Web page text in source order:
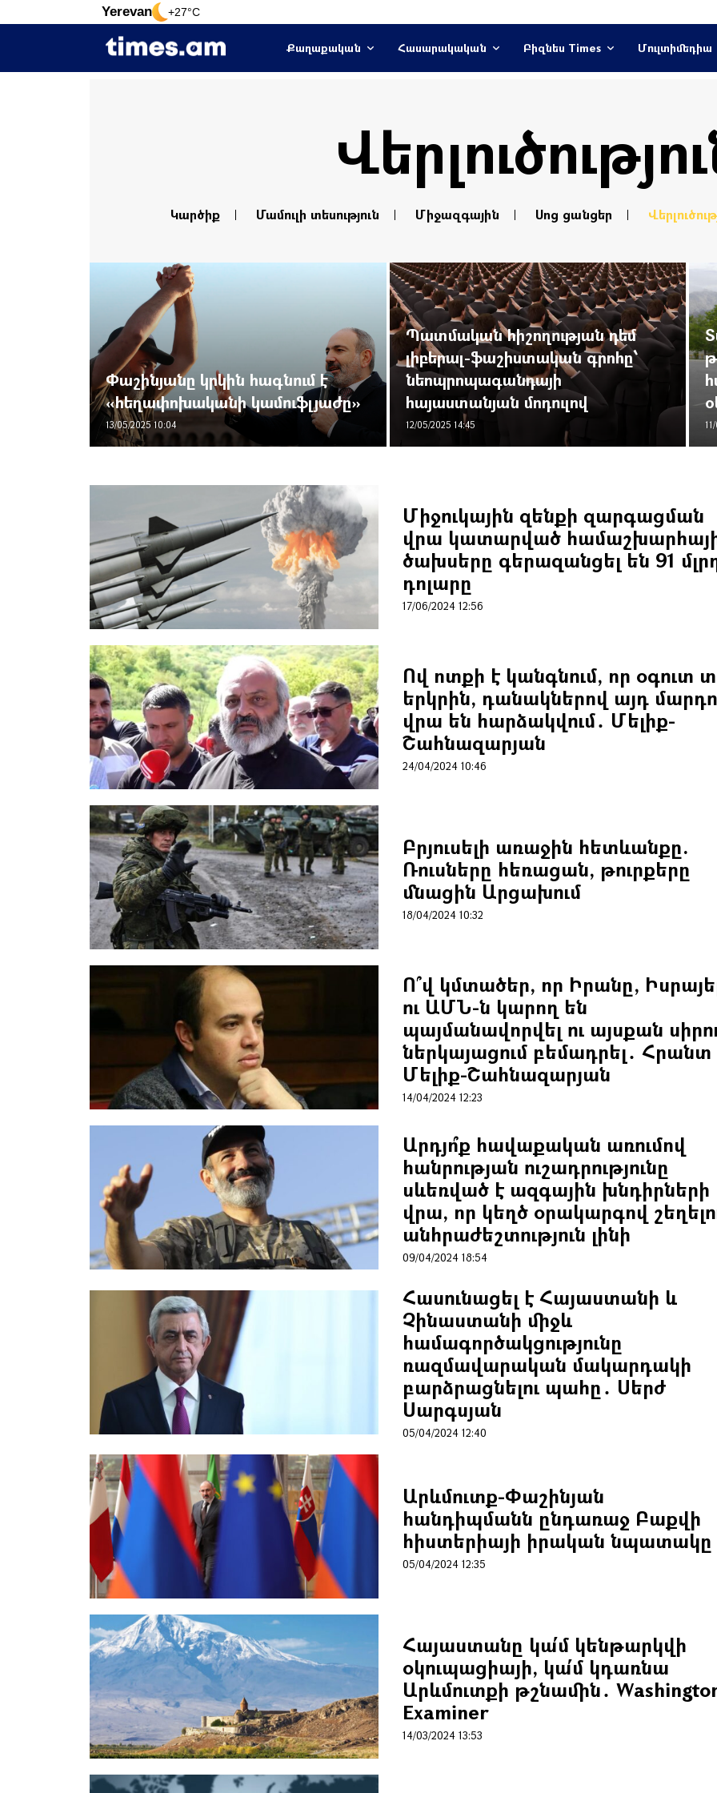
Yerevan +27°C
Քաղաքական Հասարակական Բիզնես Times Մուլտիմեդիա
Կարծիք Մամուլի տեսություն Միջազգային Սոց ցանցեր
Փաշինյանը կրկին հագնում է
«հեղափոխականի կամուֆլյաժը»
13/05/2025 10:04
Պատմական հիշողության դեմ
լիբերալ-ֆաշիստական գրոհը՝
նեոպրոպագանդայի
հայաստանյան մոդուլով
12/05/2025 14:45
Միջուկային զենքի զարգացման
վրա կատարված
ծախսերը գերազանցել են 91
դոլարը
17/06/2024 12:56
Ով ոտքի է կանգնում, որ օգուտ
երկրին, դանակներով այդ
վրա են հարձակվում․ Մելիք-
Շահնազարյան
24/04/2024 10:46
Բրյուսելի առաջին հետևանքը.
Ռուսները հեռացան, թուրքերը
մնացին Արցախում
18/04/2024 10:32
Ո՞վ կմտածեր, որ Իրանը,
ու ԱՄՆ-ն կարող են
պայմանավորվել ու այսքան
ներկայացում բեմադրել․ Հրանտ
Մելիք-Շահնազարյան
14/04/2024 12:23
Արդյո՞ք հավաքական առումով
հանրության ուշադրությունը
սևեռված է ազգային խնդիրների
վրա, որ կեղծ օրակարգով
անհրաժեշտություն լինի
09/04/2024 18:54
Հասունացել է Հայաստանի և
Չինաստանի միջև
համագործակցությունը
ռազմավարական մակարդակի
բարձրացնելու պահը․ Սերժ
Սարգսյան
05/04/2024 12:40
Արևմուտք-Փաշինյան
հանդիպմանն ընդառաջ Բաքվի
հիստերիայի իրական նպատակը
05/04/2024 12:35
Հայաստանը կա՛մ կենթարկվի
օկուպացիայի, կա՛մ կդառնա
Արևմուտքի թշնամին․
Examiner
14/03/2024 13:53